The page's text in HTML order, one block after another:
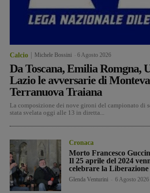
Calcio Michele Bossini 6 Agosto 2026
Da Toscana, Emilia Romgna,
Lazio le avversarie di
Terranuova Traiana
La composizione dei nove gironi del campionato di
stata svelata oggi alle 13 in diretta...
Cronaca
Morto Francesco
Il 25 aprile del 2024
celebrare la Liberazione
Glenda Venturini 6 Agosto 2026